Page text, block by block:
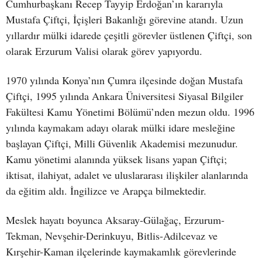
Cumhurbaşkanı Recep Tayyip Erdoğan’ın kararıyla
Mustafa Çiftçi, İçişleri Bakanlığı görevine atandı. Uzun
yıllardır mülki idarede çeşitli görevler üstlenen Çiftçi, son
olarak Erzurum Valisi olarak görev yapıyordu.
1970 yılında Konya’nın Çumra ilçesinde doğan Mustafa
Çiftçi, 1995 yılında Ankara Üniversitesi Siyasal Bilgiler
Fakültesi Kamu Yönetimi Bölümü’nden mezun oldu. 1996
yılında kaymakam adayı olarak mülki idare mesleğine
başlayan Çiftçi, Milli Güvenlik Akademisi mezunudur.
Kamu yönetimi alanında yüksek lisans yapan Çiftçi;
iktisat, ilahiyat, adalet ve uluslararası ilişkiler alanlarında
da eğitim aldı. İngilizce ve Arapça bilmektedir.
Meslek hayatı boyunca Aksaray-Gülağaç, Erzurum-
Tekman, Nevşehir-Derinkuyu, Bitlis-Adilcevaz ve
Kırşehir-Kaman ilçelerinde kaymakamlık görevlerinde